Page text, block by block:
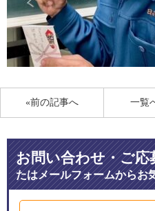
«前の記事へ 一覧
お問い合わせ・ご応
たはメールフォームからお